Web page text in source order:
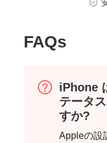
ステップ
FAQs
iPhone
テータ
すか?
Appleの設